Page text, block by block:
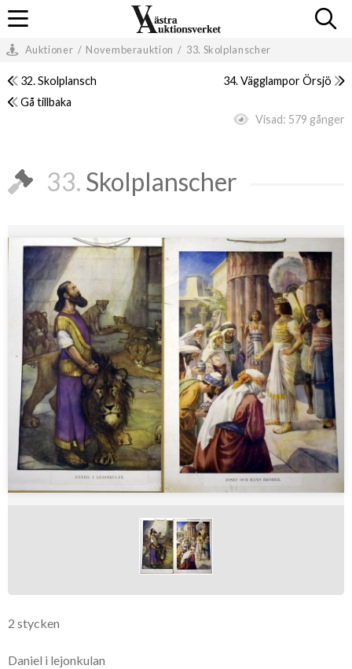
Auktioner / Novemberauktion / 33. Skolplanscher
32. Skolplansch
34. Vägglampor Örsjö
Gå tillbaka
Visad: 579 gånger
33. Skolplanscher
2 stycken
Daniel i lejonkulan